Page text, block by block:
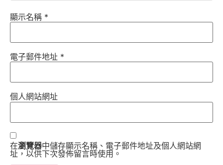
顯示名稱 *
電子郵件地址 *
個人網站網址
在瀏覽器中儲存顯示名稱、電子郵件地址及個人網站網
址，以供下次發佈留言時使用。